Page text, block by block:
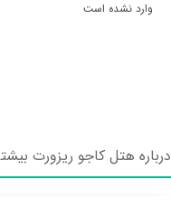
وارد نشده است
درباره هتل کاجو ریزورت